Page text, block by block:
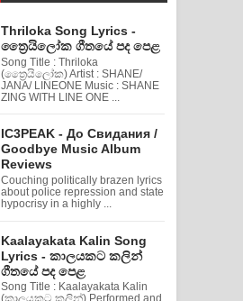
Thriloka Song Lyrics -
ත්‍රෛයිලෝක ගීතයේ පද පෙළ
Song Title : Thriloka
(ත්‍රෛයිලෝක) Artist : SHANE/
JANA/ LINEONE Music : SHANE
ZING WITH LINE ONE ...
IC3PEAK - До Свидания /
Goodbye Music Album
Reviews
Couching politically brazen lyrics
about police repression and state
hypocrisy in a highly ...
Kaalayakata Kalin Song
Lyrics - කාලයකට කලින්
ගීතයේ පද පෙළ
Song Title : Kaalayakata Kalin
(කාලයකට කලින්) Performed and